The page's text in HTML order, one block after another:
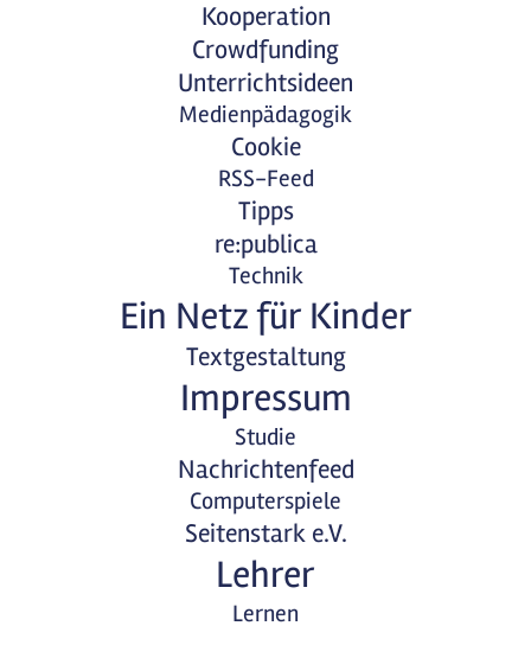
Kooperation
Crowdfunding
Unterrichtsideen
Medienpädagogik
Cookie
RSS-Feed
Tipps
re:publica
Technik
Ein Netz für Kinder
Textgestaltung
Impressum
Studie
Nachrichtenfeed
Computerspiele
Seitenstark e.V.
Lehrer
Lernen